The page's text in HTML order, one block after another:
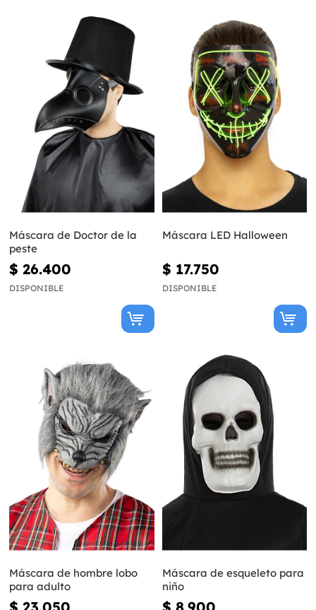
Máscara de Doctor de la
peste
$ 26.400
DISPONIBLE
Máscara LED Halloween
$ 17.750
DISPONIBLE
Máscara de hombre lobo
para adulto
Máscara de esqueleto para
niño